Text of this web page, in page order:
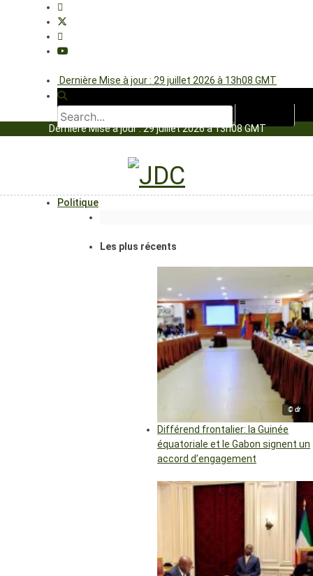
Dernière Mise à jour : 29 juillet 2026 à 13h08 GMT
Dernière Mise à jour : 29 juillet 2026 à 13h08 GMT
Politique
Les plus récents
© dr
Différend frontalier: la Guinée
équatoriale et le Gabon signent un
accord d’engagement